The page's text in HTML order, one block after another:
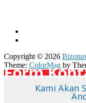
Copyright © 2026
Theme: ColorMag by
Form
Kami Akan